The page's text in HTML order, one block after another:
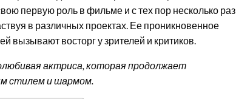
первую роль в фильме и с тех пор несколько раз
в различных проектах. Ее проникновенное
вызывают восторг у зрителей и критиков.
актриса, которая продолжает
стилем и шармом.